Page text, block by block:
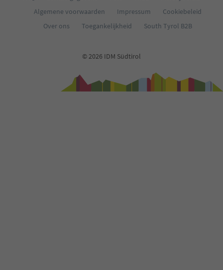
Algemene voorwaarden
Impressum
Cookiebeleid
Over ons
Toegankelijkheid South Tyrol B2B
© 2026 IDM Südtirol